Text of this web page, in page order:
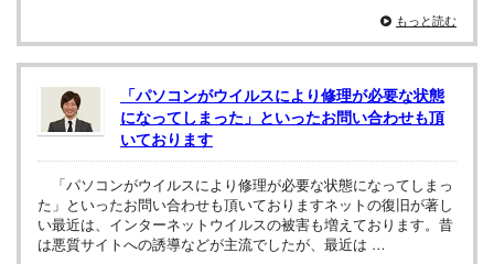
もっと読む
「パソコンがウイルスにより修理が必要な状態
になってしまった」といったお問い合わせも頂
いております
「パソコンがウイルスにより修理が必要な状態になってしまっ
た」といったお問い合わせも頂いておりますネットの復旧が著し
い最近は、インターネットウイルスの被害も増えております。昔
は悪質サイトへの誘導などが主流でしたが、最近は …